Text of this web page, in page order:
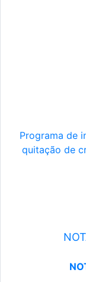
Programa de
quitação de